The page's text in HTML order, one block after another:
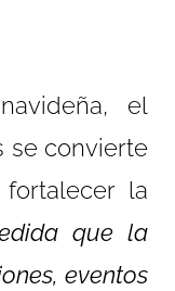
el
se convierte
la
que la
eventos